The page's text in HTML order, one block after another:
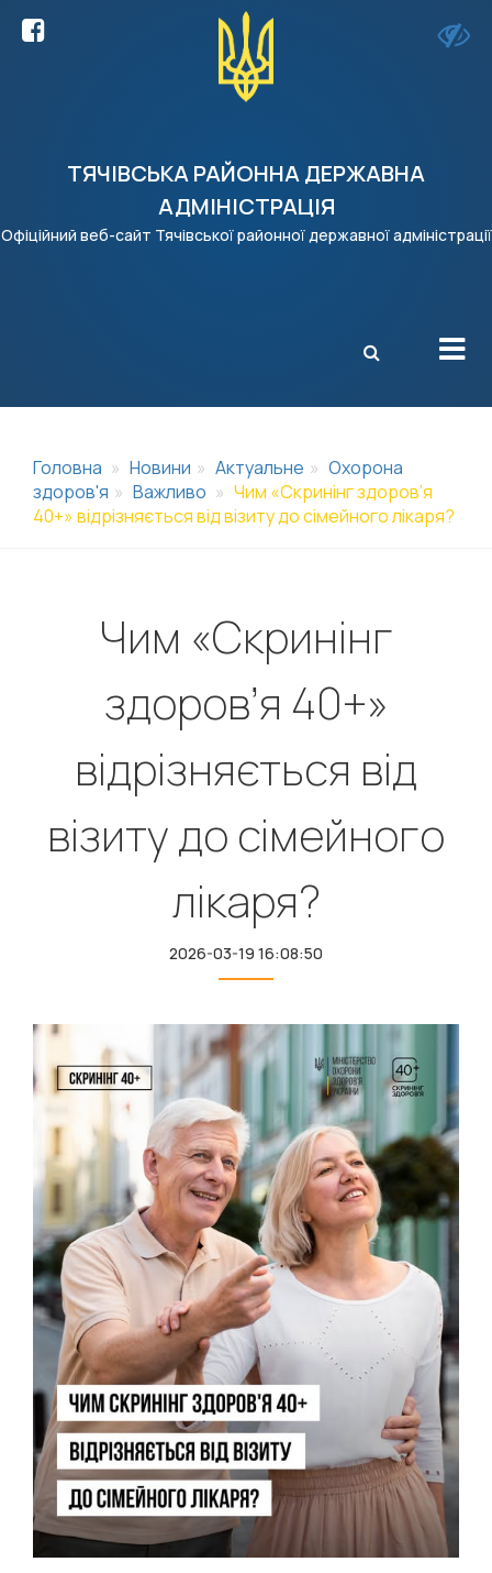
ТЯЧІВСЬКА РАЙОННА ДЕРЖАВНА
АДМІНІСТРАЦІЯ
Офіційний веб-сайт Тячівської районної державної адміністрації
Головна Новини Актуальне
Охорона
здоров'я
Важливо
Чим «Скринінг здоров’я
40+» відрізняється від візиту до сімейного лікаря?
Чим «Скринінг
здоров’я 40+»
відрізняється від
візиту до сімейного
лікаря?
2026-03-19 16:08:50